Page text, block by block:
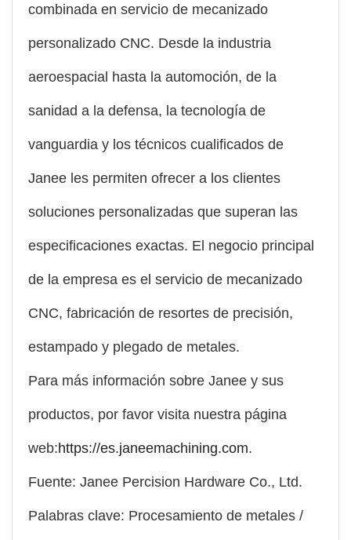
combinada en servicio de mecanizado
personalizado CNC. Desde la industria
aeroespacial hasta la automoción, de la
sanidad a la defensa, la tecnología de
vanguardia y los técnicos cualificados de
Janee les permiten ofrecer a los clientes
soluciones personalizadas que superan las
especificaciones exactas. El negocio principal
de la empresa es el servicio de mecanizado
CNC, fabricación de resortes de precisión,
estampado y plegado de metales.
Para más información sobre Janee y sus
productos, por favor visita nuestra página
web:https://es.janeemachining.com.
Fuente: Janee Percision Hardware Co., Ltd.
Palabras clave: Procesamiento de metales /